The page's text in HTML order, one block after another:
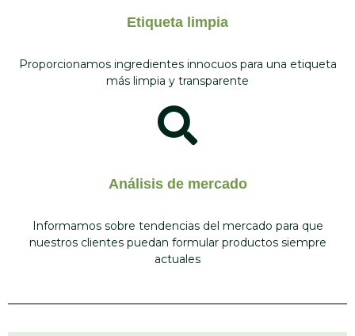
Etiqueta limpia
Proporcionamos ingredientes innocuos para una etiqueta
más limpia y transparente
Análisis de mercado
Informamos sobre tendencias del mercado para que
nuestros clientes puedan formular productos siempre
actuales